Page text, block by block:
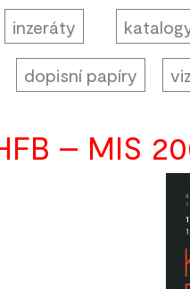
inzeráty
dopisní papíry
– MIS